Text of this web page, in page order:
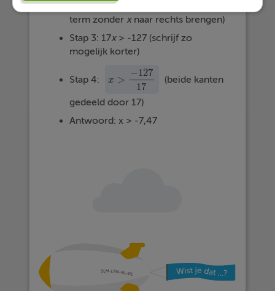
Stap 2: 3x+ 18
term zonder xnaar rechts brengen)
Stap 3: 17x> -127 (schrijf zo
mogelijk korter)
Stap 4: x >
−127
17
x >− 12717 (beide kanten
gedeeld door 17)
Antwoord: x > -7,47